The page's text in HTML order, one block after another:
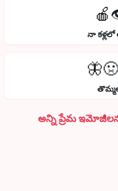
నా కళ్లలో
అన్ని ప్రేమ